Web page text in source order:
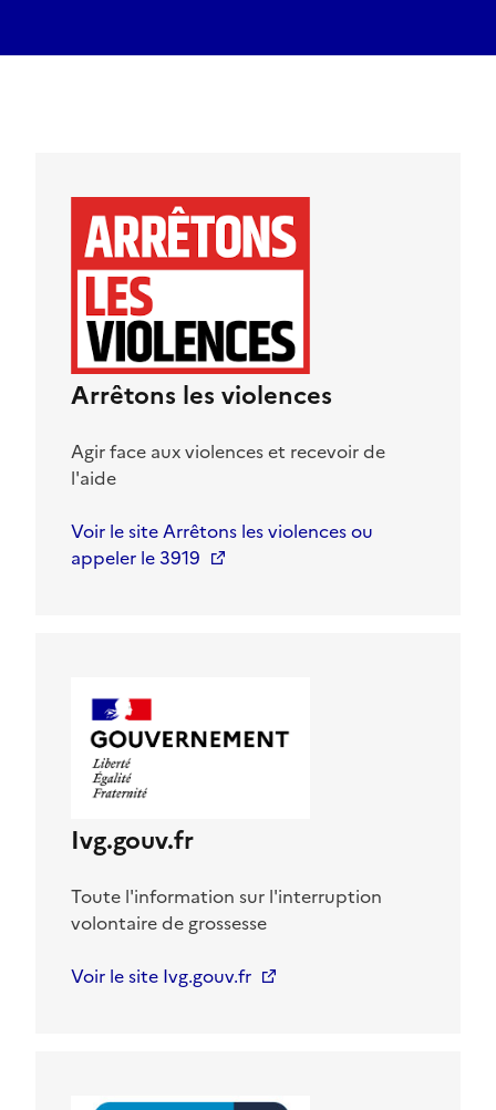
Arrêtons les violences
Agir face aux violences et recevoir de
l'aide
Voir le site Arrêtons les violences ou
appeler le 3919
Ivg.gouv.fr
Toute l'information sur l'interruption
volontaire de grossesse
Voir le site Ivg.gouv.fr